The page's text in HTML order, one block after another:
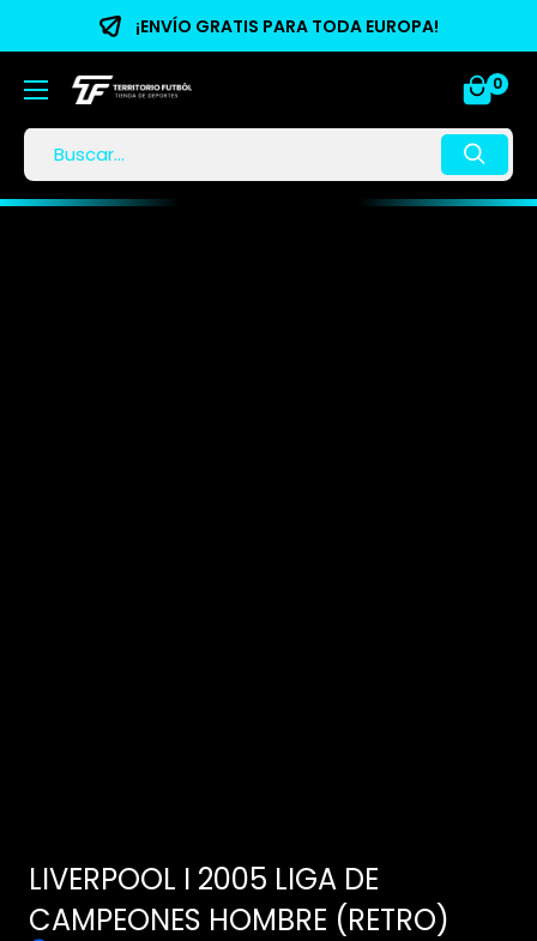
¡ENVÍO GRATIS PARA TODA EUROPA!
0
LIVERPOOL I 2005 LIGA DE
CAMPEONES HOMBRE (RETRO)